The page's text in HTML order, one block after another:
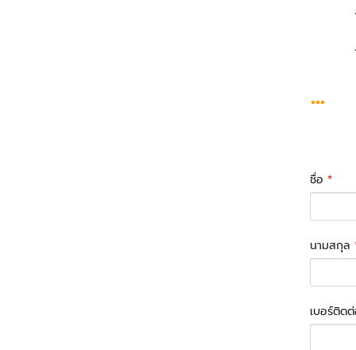
- เ
- ป
...
ชื่อ *
นามสกุล
เบอร์ติด